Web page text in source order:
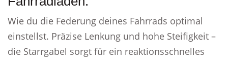
Wie du die Federung deines Fahrrads optimal
einstellst. Präzise Lenkung und hohe Steifigkeit –
die Starrgabel sorgt für ein reaktionsschnelles